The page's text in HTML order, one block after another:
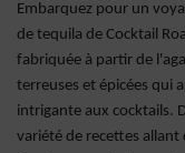
Embarquez pour un
de tequila de Cocktail
fabriquée à partir de
terreuses et épicées qui
intrigante aux cocktails.
variété de recettes